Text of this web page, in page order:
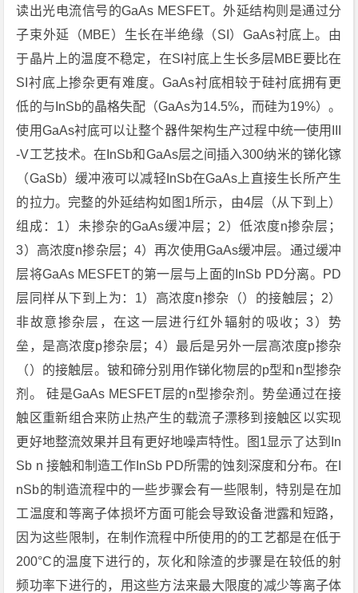
读出光电流信号的GaAs MESFET。外延结构则是通过分
子束外延（MBE）生长在半绝缘（SI）GaAs衬底上。由
于晶片上的温度不稳定，在SI衬底上生长多层MBE要比在
SI衬底上掺杂更有难度。GaAs衬底相较于硅衬底拥有更
低的与InSb的晶格失配（GaAs为14.5%，而硅为19%）。
使用GaAs衬底可以让整个器件架构生产过程中统一使用III
-V工艺技术。在InSb和GaAs层之间插入300纳米的锑化镓
（GaSb）缓冲液可以减轻InSb在GaAs上直接生长所产生
的拉力。完整的外延结构如图1所示，由4层（从下到上）
组成：1）未掺杂的GaAs缓冲层；2）低浓度n掺杂层；
3）高浓度n掺杂层；4）再次使用GaAs缓冲层。通过缓冲
层将GaAs MESFET的第一层与上面的InSb PD分离。PD
层同样从下到上为：1）高浓度n掺杂（）的接触层；2）
非故意掺杂层，在这一层进行红外辐射的吸收；3）势
垒，是高浓度p掺杂层；4）最后是另外一层高浓度p掺杂
（）的接触层。铍和碲分别用作锑化物层的p型和n型掺杂
剂。 硅是GaAs MESFET层的n型掺杂剂。势垒通过在接
触区重新组合来防止热产生的载流子漂移到接触区以实现
更好地整流效果并且有更好地噪声特性。图1显示了达到In
Sb n 接触和制造工作InSb PD所需的蚀刻深度和分布。在I
nSb的制造流程中的一些步骤会有一些限制，特别是在加
工温度和等离子体损坏方面可能会导致设备泄露和短路，
因为这些限制，在制作流程中所使用的的工艺都是在低于
200°C的温度下进行的，灰化和除渣的步骤是在较低的射
频功率下进行的，用这些方法来最大限度的减少等离子体